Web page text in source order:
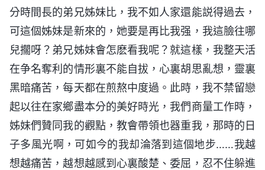
分時間長的弟兄姊妹比，我不如人家還能説得過去，
可這個姊妹是新來的，她要是再比我强，我這臉往哪
兒擱呀？弟兄姊妹會怎麽看我呢？就這樣，我整天活
在争名奪利的情形裏不能自拔，心裏胡思亂想，靈裏
黑暗痛苦，每天都在煎熬中度過。此時，我不禁留戀
起以往在家鄉盡本分的美好時光，我們商量工作時，
姊妹們贊同我的觀點，教會帶領也器重我，那時的日
子多風光啊，可如今的我却淪落到這個地步……我越
想越痛苦，越想越感到心裏酸楚、委屈，忍不住躲進